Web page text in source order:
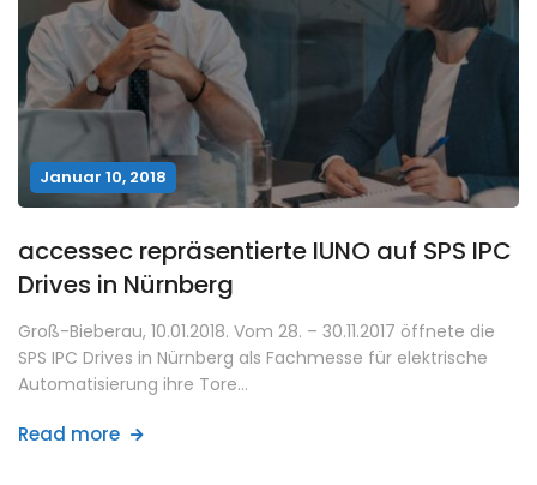
Januar 10, 2018
accessec repräsentierte IUNO auf SPS IPC
Drives in Nürnberg
Groß-Bieberau, 10.01.2018. Vom 28. – 30.11.2017 öffnete die
SPS IPC Drives in Nürnberg als Fachmesse für elektrische
Automatisierung ihre Tore…
Read more